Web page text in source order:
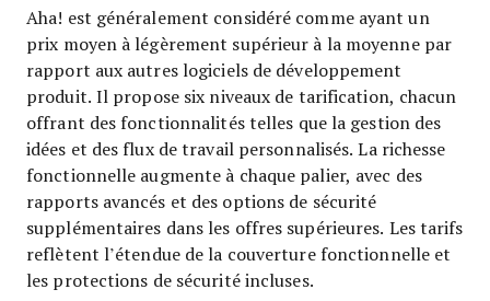
Aha! est généralement considéré comme ayant un
prix moyen à légèrement supérieur à la moyenne par
rapport aux autres logiciels de développement
produit. Il propose six niveaux de tarification, chacun
offrant des fonctionnalités telles que la gestion des
idées et des flux de travail personnalisés. La richesse
fonctionnelle augmente à chaque palier, avec des
rapports avancés et des options de sécurité
supplémentaires dans les offres supérieures. Les tarifs
reflètent l’étendue de la couverture fonctionnelle et
les protections de sécurité incluses.